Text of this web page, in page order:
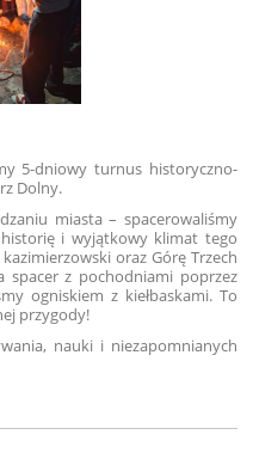
5-dniowy turnus historyczno-
Dolny.
miasta – spacerowaliśmy
i wyjątkowy klimat tego
oraz Górę Trzech
spacer z pochodniami poprzez
ogniskiem z kiełbaskami. To
przygody!
nauki i niezapomnianych